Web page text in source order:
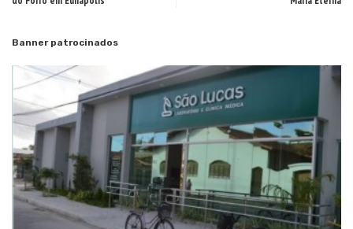
Banner patrocinados